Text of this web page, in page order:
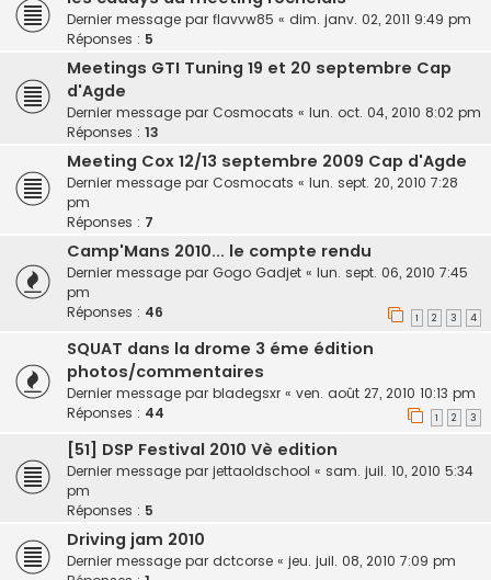
Dernier message par flavvw85 « dim. janv. 02, 2011 9:49 pm
Réponses : 5
Meetings GTI Tuning 19 et 20 septembre Cap
d'Agde
Dernier message par Cosmocats « lun. oct. 04, 2010 8:02 pm
Réponses : 13
Meeting Cox 12/13 septembre 2009 Cap d'Agde
Dernier message par Cosmocats « lun. sept. 20, 2010 7:28
pm
Réponses : 7
Camp'Mans 2010... le compte rendu
Dernier message par Gogo Gadjet « lun. sept. 06, 2010 7:45
pm
Réponses : 46 1 2 3 4
SQUAT dans la drome 3 éme édition
photos/commentaires
Dernier message par bladegsxr « ven. août 27, 2010 10:13 pm
Réponses : 44 1 2 3
[51] DSP Festival 2010 Vè edition
Dernier message par jettaoldschool « sam. juil. 10, 2010 5:34
pm
Réponses : 5
Driving jam 2010
Dernier message par dctcorse « jeu. juil. 08, 2010 7:09 pm